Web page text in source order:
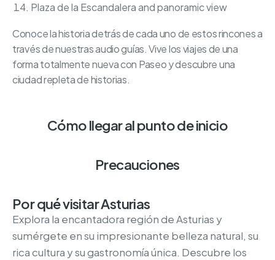
Plaza de la Escandalera and panoramic view
Conoce la historia detrás de cada uno de estos rincones a
través de nuestras audio guías. Vive los viajes de una
forma totalmente nueva con Paseo y descubre una
ciudad repleta de historias.
Cómo llegar al punto de inicio
Precauciones
Por qué visitar Asturias
Explora la encantadora región de Asturias y
sumérgete en su impresionante belleza natural, su
rica cultura y su gastronomía única. Descubre los